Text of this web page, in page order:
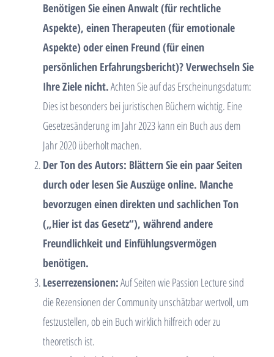
Benötigen Sie einen Anwalt (für rechtliche
Aspekte), einen Therapeuten (für emotionale
Aspekte) oder einen Freund (für einen
persönlichen Erfahrungsbericht)? Verwechseln Sie
Ihre Ziele nicht.Achten Sie auf das Erscheinungsdatum:
Dies ist besonders bei juristischen Büchern wichtig. Eine
Gesetzesänderung im Jahr 2023 kann ein Buch aus dem
Jahr 2020 überholt machen.
Der Ton des Autors: Blättern Sie ein paar Seiten
durch oder lesen Sie Auszüge online. Manche
bevorzugen einen direkten und sachlichen Ton
(„Hier ist das Gesetz“), während andere
Freundlichkeit und Einfühlungsvermögen
benötigen.
Leserrezensionen:Auf Seiten wie Passion Lecture sind
die Rezensionen der Community unschätzbar wertvoll, um
festzustellen, ob ein Buch wirklich hilfreich oder zu
theoretisch ist.